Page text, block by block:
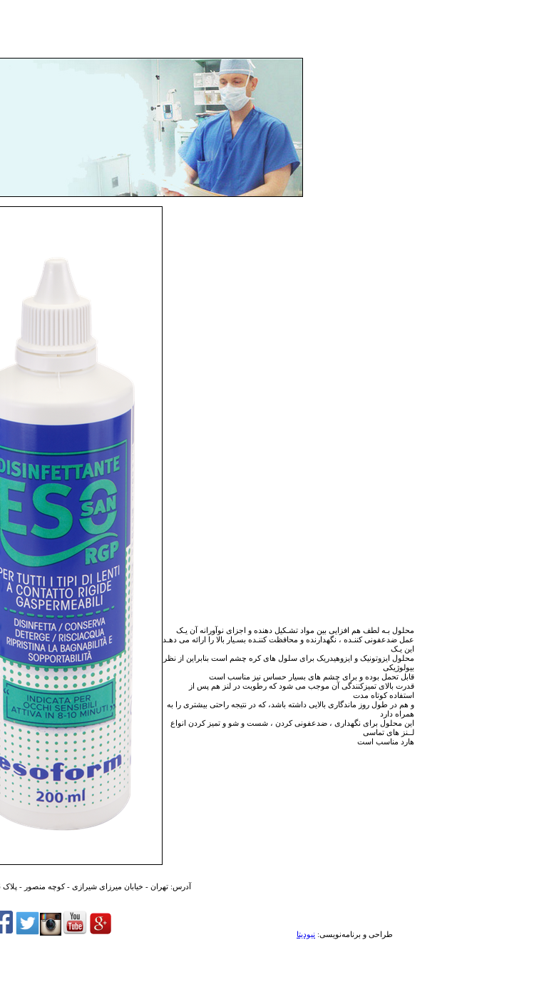
محلول بـه لطف هم افزایی بین مواد تشـکیل دهنده و اجزای نوآورانه آن یـک
عمل ضدعفونی کننـده ، نگهدارنده و محافظت کننـده بسـیار بالا را ارائه می دهـد
این یـک
محلول ایزوتونیک و ایزوهیدریک برای سلول های کره چشم است بنابراین از نظر
بیولوژیکی
قابل تحمل بوده و برای چشم های بسیار حساس نیز مناسب است
قدرت بالای تمیزکنندگی آن موجب می شود که رطوبت در لنز هم پس از
استفاده کوتاه مدت
و هم در طول روز ماندگاری بالایی داشته باشد، که در نتیجه راحتی بیشتری را به
همراه دارد
این محلول برای نگهداری ، ضدعفونی کردن ، شست و شو و تمیز کردن انواع
لــنز های تماسی
هارد مناسب است
آدرس: تهران - خیابان میرزای شیرازی - کوچه منصور - پلاک 26 - کدپستی: 1596933314
طراحی و برنامه‌نویسی: نیودیتا